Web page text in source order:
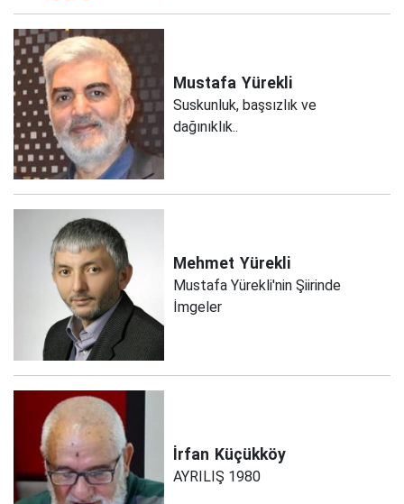
Mustafa Yürekli
Suskunluk, başsızlık ve
dağınıklık..
Mehmet Yürekli
Mustafa Yürekli'nin Şiirinde
İmgeler
İrfan Küçükköy
AYRILIŞ 1980